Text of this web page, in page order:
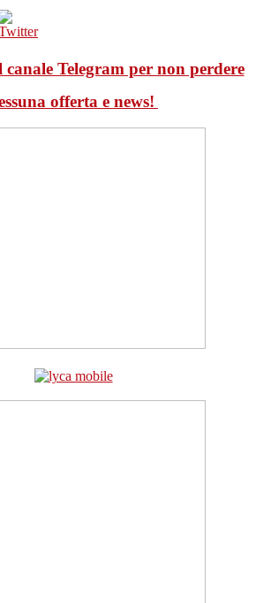
canale Telegram per non perdere
offerta e news!